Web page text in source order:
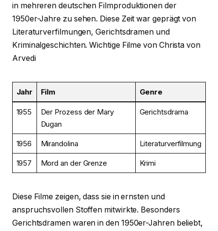
in mehreren deutschen Filmproduktionen der
1950er-Jahre zu sehen. Diese Zeit war geprägt von
Literaturverfilmungen, Gerichtsdramen und
Kriminalgeschichten. Wichtige Filme von Christa von
Arvedi
Jahr Film Genre
1955
Der Prozess der Mary
Dugan
Gerichtsdrama
1956 Mirandolina Literaturverfilmung
1957 Mord an der Grenze Krimi
Diese Filme zeigen, dass sie in ernsten und
anspruchsvollen Stoffen mitwirkte. Besonders
Gerichtsdramen waren in den 1950er-Jahren beliebt,